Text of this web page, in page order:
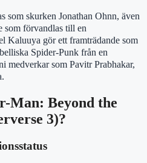
som skurken Jonathan Ohnn, även
som förvandlas till en
Kaluuya gör ett framträdande som
Spider-Punk från en
medverkar som Pavitr Prabhakar,
Man: Beyond the
3)?